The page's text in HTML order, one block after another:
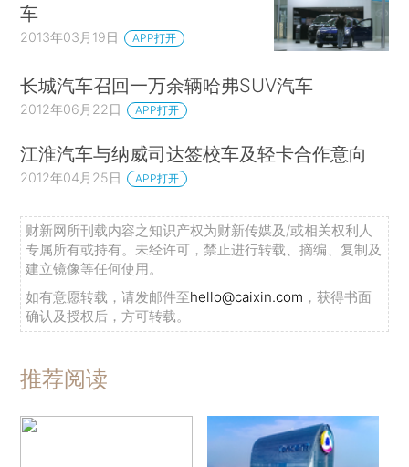
车
2013年03月19日 APP打开
长城汽车召回一万余辆哈弗SUV汽车
2012年06月22日 APP打开
江淮汽车与纳威司达签校车及轻卡合作意向
2012年04月25日 APP打开
财新网所刊载内容之知识产权为财新传媒及/或相关权利人
专属所有或持有。未经许可，禁止进行转载、摘编、复制及
建立镜像等任何使用。
如有意愿转载，请发邮件至hello@caixin.com ，获得书面
确认及授权后，方可转载。
推荐阅读